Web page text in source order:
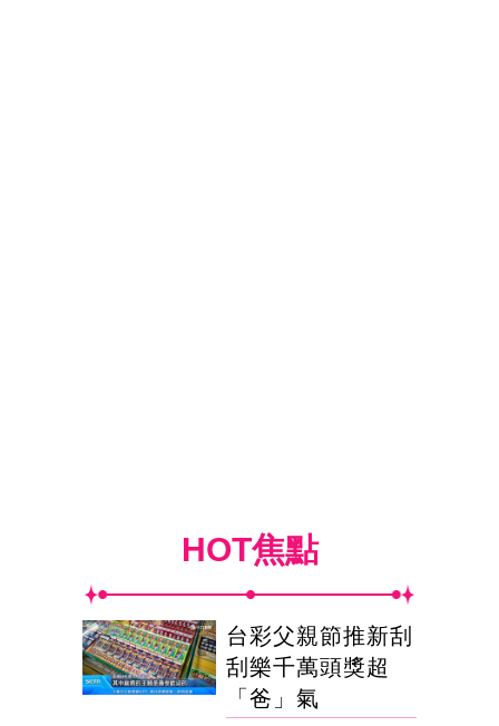
HOT焦點
台彩父親節推新刮
刮樂千萬頭獎超
「爸」氣